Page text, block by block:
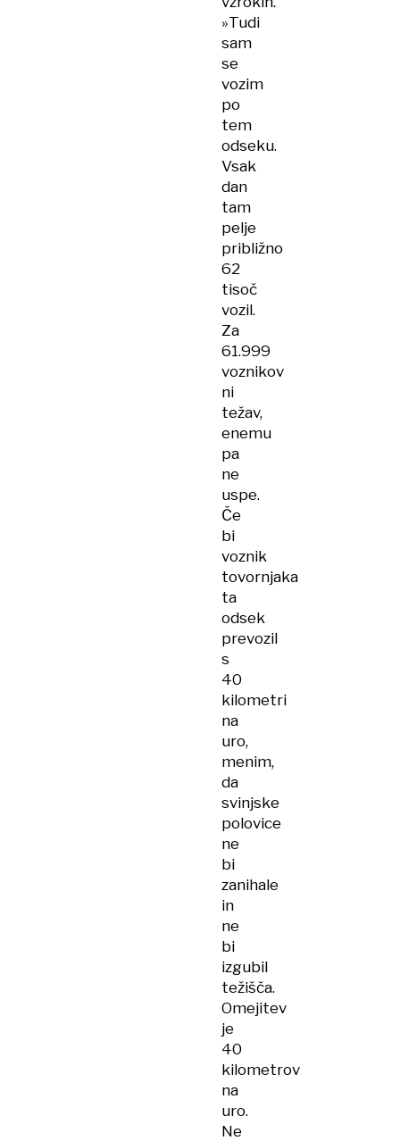
»Tudi
sam
se
vozim
po
tem
odseku.
Vsak
dan
tam
pelje
približno
62
tisoč
vozil.
Za
61.999
voznikov
ni
težav,
enemu
pa
ne
uspe.
Če
bi
voznik
tovornjaka
ta
odsek
prevozil
s
40
kilometri
na
uro,
menim,
da
svinjske
polovice
ne
bi
zanihale
in
ne
bi
izgubil
težišča.
Omejitev
je
40
kilometrov
na
uro.
Ne